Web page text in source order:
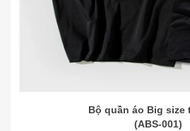
Bộ quần áo Big size
(ABS-001)